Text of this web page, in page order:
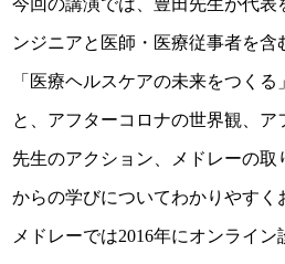
今回の講演では、豊田先生が代表
ンジニアと医師・医療従事者を含
「医療ヘルスケアの未来をつく
と、アフターコロナの世界観、
先生のアクション、メドレーの
からの学びについてわかりやすく
メドレーでは2016年にオンライ